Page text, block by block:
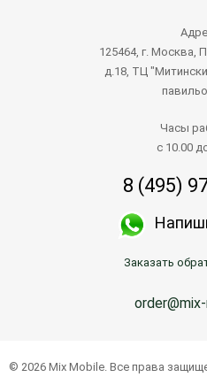
125464, г. Москва,
д.18, ТЦ
Часы
с 10.00
8 (495)
Заказать
© 2026 Mix Mobile. Все права